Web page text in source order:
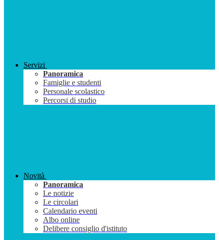
Servizi
Panoramica
Famiglie e studenti
Personale scolastico
Percorsi di studio
Novità
Panoramica
Le notizie
Le circolari
Calendario eventi
Albo online
Delibere consiglio d'istituto